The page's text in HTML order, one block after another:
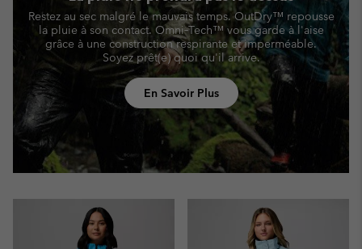
Restez au sec malgré le mauvais temps. OutDry™ repousse
la pluie à son contact. Omni‑Tech™ vous garde à l'aise
grâce à une construction respirante et imperméable.
Soyez prêt(e) quoi qu'il arrive.
En Savoir Plus